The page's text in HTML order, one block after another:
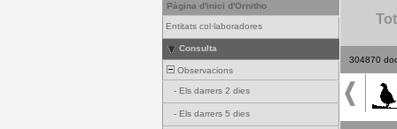
Pàgina d'inici d'Ornitho
Entitats col·laboradores
Consulta
Observacions
- Els darrers 2 dies
- Els darrers 5 dies
304870